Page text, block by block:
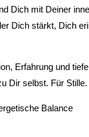
Dich mit Deiner
Dich stärkt, Dich
Erfahrung und
Dir selbst. Für
Balance